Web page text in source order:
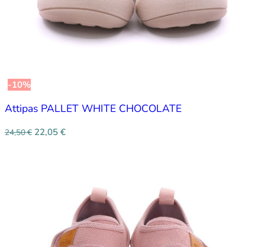
-10%
Attipas PALLET WHITE CHOCOLATE
24,50€ 22,05 €